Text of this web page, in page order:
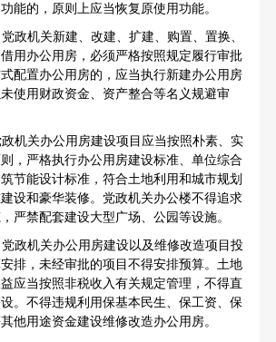
能的，原则上应当恢复原使用功能。
政机关新建、改建、扩建、购置、置换、
用办公用房，必须严格按照规定履行审批
配置办公用房的，应当执行新建办公用房
使用财政资金、资产整合等名义规避审
机关办公用房建设项目应当按照朴素、实
，严格执行办公用房建设标准、单位综合
节能设计标准，符合土地利用和城市规划
设和豪华装修。党政机关办公楼不得追求
严禁配套建设大型广场、公园等设施。
政机关办公用房建设以及维修改造项目投
排，未经审批的项目不得安排预算。土地
应当按照非税收入有关规定管理，不得直
。不得违规利用保基本民生、保工资、保
他用途资金建设维修改造办公用房。